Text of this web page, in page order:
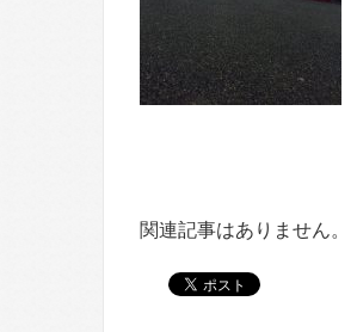
関連記事はありません。